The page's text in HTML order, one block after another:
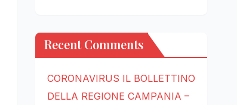
Recent Comments
CORONAVIRUS IL BOLLETTINO
DELLA REGIONE CAMPANIA –